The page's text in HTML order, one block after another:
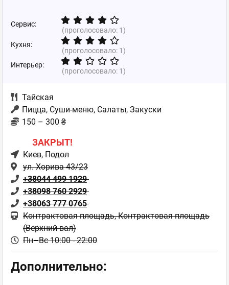
Сервис:
(проголосовало: 1)
Кухня:
(проголосовало: 1)
Интерьер:
(проголосовало: 1)
Тайская
Пицца, Суши-меню, Салаты, Закуски
150 – 300 ₴
ЗАКРЫТ!
Киев, Подол
ул. Хорива 43/23
+38044 499 1929
+38098 760 2929
+38063 777 0765
Контрактовая площадь, Контрактовая площадь
(Верхний вал)
Пн–Вс 10:00 - 22:00
Дополнительно: